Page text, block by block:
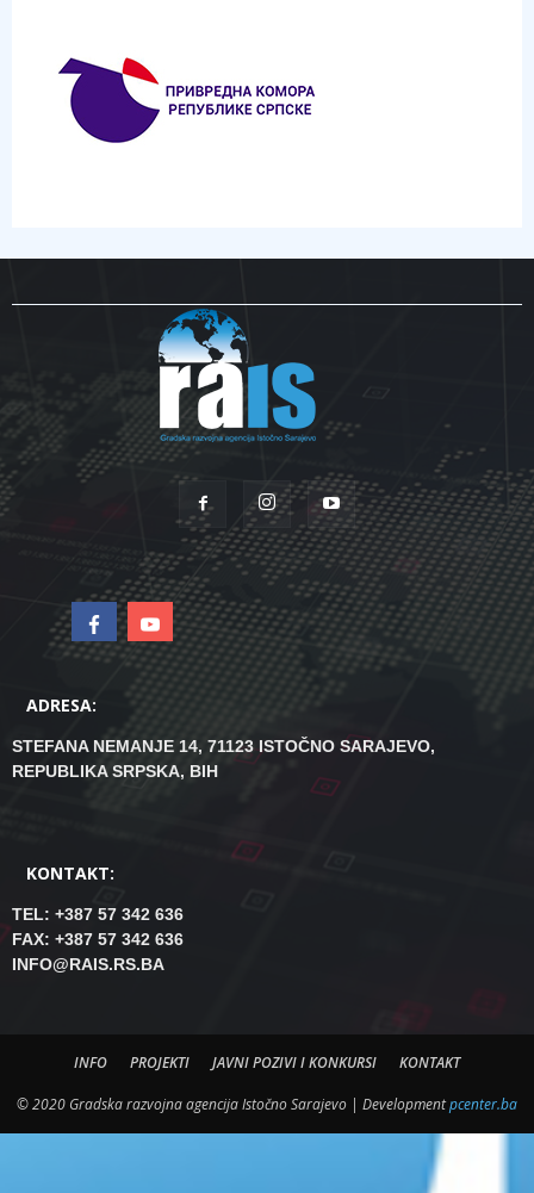
ADRESA:
STEFANA NEMANJE 14, 71123 ISTOČNO SARAJEVO,
REPUBLIKA SRPSKA, BIH
KONTAKT:
TEL: +387 57 342 636
FAX: +387 57 342 636
INFO@RAIS.RS.BA
INFO PROJEKTI JAVNI POZIVI I KONKURSI KONTAKT
© 2020 Gradska razvojna agencija Istočno Sarajevo | Developmentpcenter.ba